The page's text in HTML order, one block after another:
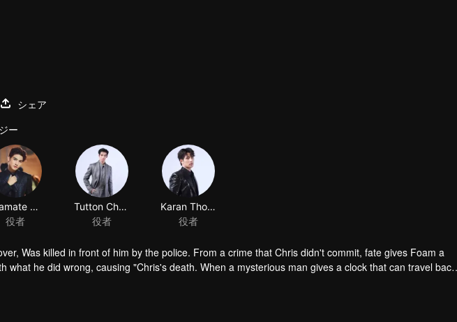
シェア
ー
Jiramate Chu
役者
Tutton Cherdchumalaikit
役者
Karan Thongphan
役者
Was killed in front of him by the police. From a crime that Chris didn't commit, fate gives Foam a
what he did wrong, causing "Chris's death. When a mysterious man gives a clock that can travel back
past and save a lover's life? Only time will prove it!